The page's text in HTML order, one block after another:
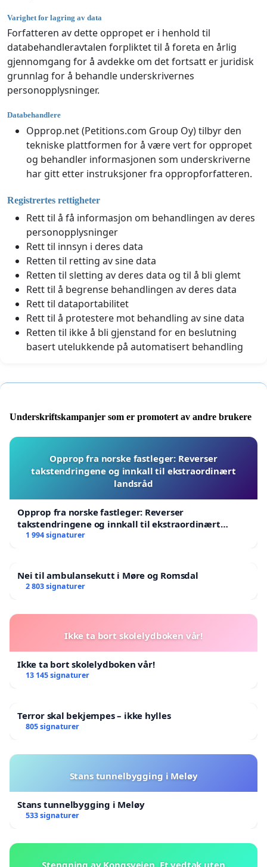
Varighet for lagring av data
Forfatteren av dette oppropet er i henhold til
databehandleravtalen forpliktet til å foreta en årlig
gjennomgang for å avdekke om det fortsatt er juridisk
grunnlag for å behandle underskrivernes
personopplysninger.
Databehandlere
Opprop.net (Petitions.com Group Oy) tilbyr den
tekniske plattformen for å være vert for oppropet
og behandler informasjonen som underskriverne
har gitt etter instruksjoner fra oppropforfatteren.
Registrertes rettigheter
Rett til å få informasjon om behandlingen av deres
personopplysninger
Rett til innsyn i deres data
Retten til retting av sine data
Retten til sletting av deres data og til å bli glemt
Rett til å begrense behandlingen av deres data
Rett til dataportabilitet
Rett til å protestere mot behandling av sine data
Retten til ikke å bli gjenstand for en beslutning
basert utelukkende på automatisert behandling
Underskriftskampanjer som er promotert av andre brukere
Opprop fra norske fastleger: Reverser
takstendringene og innkall til ekstraordinært
landsråd
Opprop fra norske fastleger: Reverser
takstendringene og innkall til ekstraordinært
landsråd
1 994 signaturer
Nei til ambulansekutt i Møre og Romsdal
2 803 signaturer
Ikke ta bort skolelydboken vår!
Ikke ta bort skolelydboken vår!
13 145 signaturer
Terror skal bekjempes – ikke hylles
805 signaturer
Stans tunnelbygging i Meløy
Stans tunnelbygging i Meløy
533 signaturer